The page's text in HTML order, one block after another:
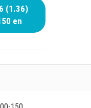
(1.36)
en